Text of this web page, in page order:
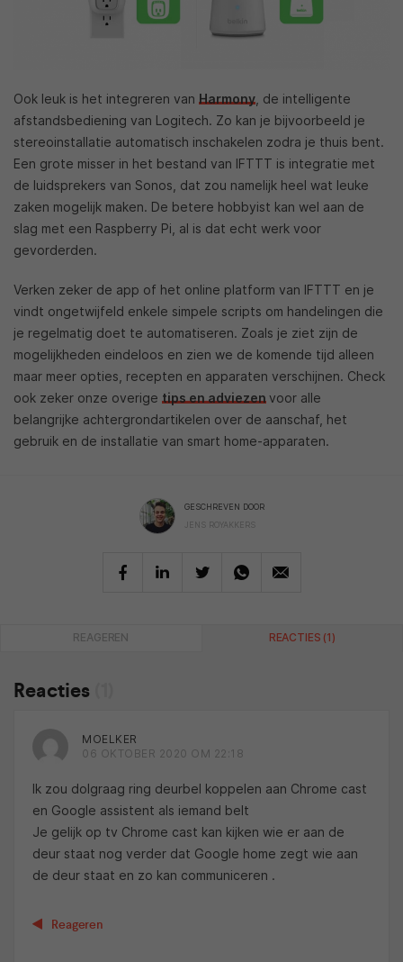
Ook leuk is het integreren van Harmony , de intelligente
afstandsbediening van Logitech. Zo kan je bijvoorbeeld je
stereoinstallatie automatisch inschakelen zodra je thuis bent.
Een grote misser in het bestand van IFTTT is integratie met
de luidsprekers van Sonos, dat zou namelijk heel wat leuke
zaken mogelijk maken. De betere hobbyist kan wel aan de
slag met een Raspberry Pi, al is dat echt werk voor
gevorderden.
Verken zeker de app of het online platform van IFTTT en je
vindt ongetwijfeld enkele simpele scripts om handelingen die
je regelmatig doet te automatiseren. Zoals je ziet zijn de
mogelijkheden eindeloos en zien we de komende tijd alleen
maar meer opties, recepten en apparaten verschijnen. Check
ook zeker onze overige tips en adviezenvoor alle
belangrijke achtergrondartikelen over de aanschaf, het
gebruik en de installatie van smart home-apparaten.
GESCHREVEN DOOR
JENS ROYAKKERS
REAGEREN REACTIES (1)
Reacties
MOELKER
06 OKTOBER 2020 OM 22:18
Ik zou dolgraag ring deurbel koppelen aan Chrome cast
en Google assistent als iemand belt
Je gelijk op tv Chrome cast kan kijken wie er aan de
deur staat nog verder dat Google home zegt wie aan
de deur staat en zo kan communiceren .
Reageren